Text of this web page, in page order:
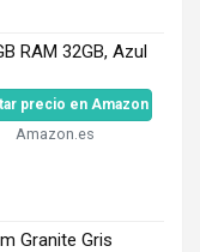
RAM 32GB, Azul
precio en Amazon
Amazon.es
Granite Gris